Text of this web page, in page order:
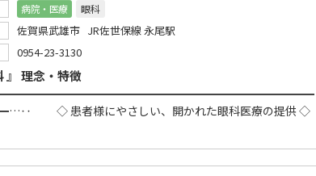
病院・医療
眼科
佐賀県武雄市 JR佐世保線 永尾駅
0954-23-3130
』 理念・特徴
◇ 患者様にやさしい、開かれた眼科医療の提供 ◇